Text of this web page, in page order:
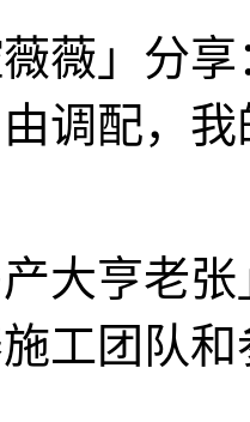
薇」分
调配，
大亨老
工团队